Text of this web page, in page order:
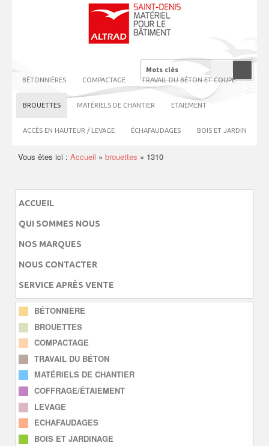
BÉTONNIÈRES COMPACTAGE TRAVAIL DU BÉTON ET COUPE
BROUETTES MATÉRIELS DE CHANTIER ETAIEMENT
ACCÈS EN HAUTEUR / LEVAGE ÉCHAFAUDAGES BOIS ET JARDIN
Vous êtes ici : Accueil » brouettes » 1310
ACCUEIL
QUI SOMMES NOUS
NOS MARQUES
NOUS CONTACTER
SERVICE APRÈS VENTE
BÉTONNIÈRE
BROUETTES
COMPACTAGE
TRAVAIL DU BÉTON
MATÉRIELS DE CHANTIER
COFFRAGE/ÉTAIEMENT
LEVAGE
ECHAFAUDAGES
BOIS ET JARDINAGE